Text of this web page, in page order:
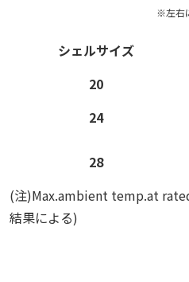
シェルサイズ
20
24
28
(注)Max.ambient temp.at
結果による)